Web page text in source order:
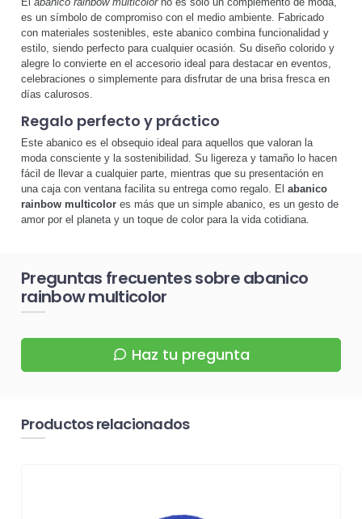
es un símbolo de compromiso con el medio ambiente. Fabricado
con materiales sostenibles, este abanico combina funcionalidad y
estilo, siendo perfecto para cualquier ocasión. Su diseño colorido y
alegre lo convierte en el accesorio ideal para destacar en eventos,
celebraciones o simplemente para disfrutar de una brisa fresca en
días calurosos.
Regalo perfecto y práctico
Este abanico es el obsequio ideal para aquellos que valoran la
moda consciente y la sostenibilidad. Su ligereza y tamaño lo hacen
fácil de llevar a cualquier parte, mientras que su presentación en
una caja con ventana facilita su entrega como regalo. El abanico
rainbow multicolor es más que un simple abanico, es un gesto de
amor por el planeta y un toque de color para la vida cotidiana.
Preguntas frecuentes sobre abanico
rainbow multicolor
Haz tu pregunta
Productos relacionados